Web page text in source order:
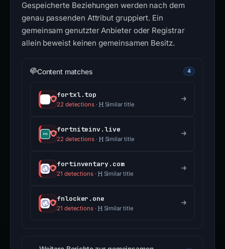
Gespeicherte Beziehungen werden nach dem
genau passenden Attribut gruppiert. Ein
gemeinsam genutzter Anbieter oder Registrar
allein beweist keinen gemeinsamen Besitz.
Content matches 4
fortxl.top
22 detections· Similar title
fortniteinv.live
22 detections· Similar title
fortinventary.com
21 detections· Similar title
fnlocker.one
21 detections· Similar title